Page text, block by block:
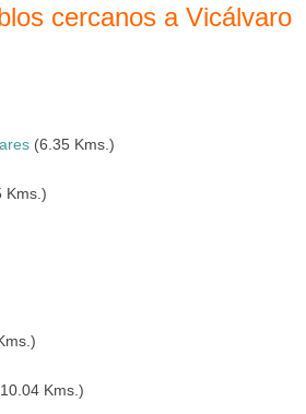
cercanos a Vicálvaro
(6.35 Kms.)
Kms.)
Kms.)